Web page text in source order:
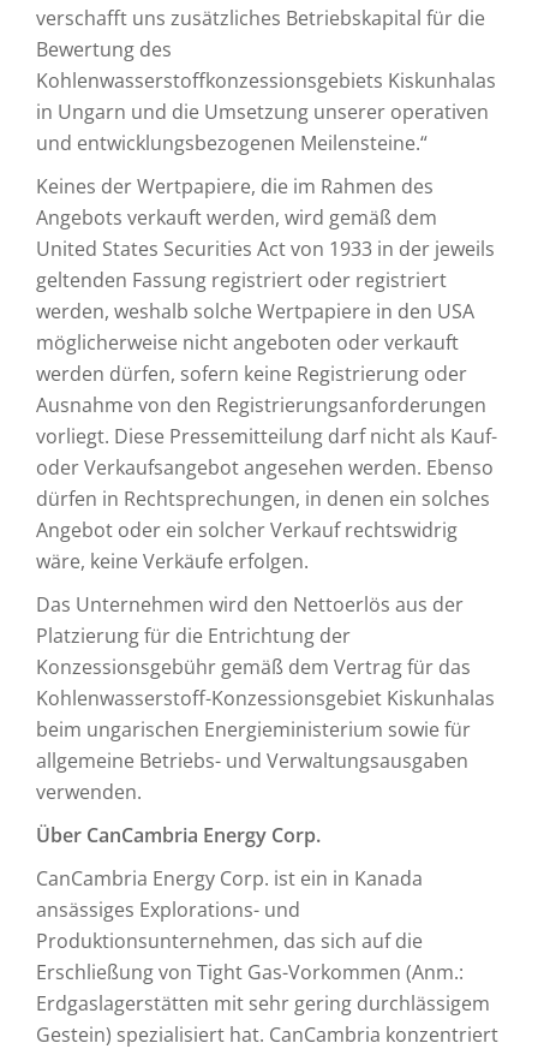
verschafft uns zusätzliches Betriebskapital für die
Bewertung des
Kohlenwasserstoffkonzessionsgebiets Kiskunhalas
in Ungarn und die Umsetzung unserer operativen
und entwicklungsbezogenen Meilensteine.“
Keines der Wertpapiere, die im Rahmen des
Angebots verkauft werden, wird gemäß dem
United States Securities Act von 1933 in der jeweils
geltenden Fassung registriert oder registriert
werden, weshalb solche Wertpapiere in den USA
möglicherweise nicht angeboten oder verkauft
werden dürfen, sofern keine Registrierung oder
Ausnahme von den Registrierungsanforderungen
vorliegt. Diese Pressemitteilung darf nicht als Kauf-
oder Verkaufsangebot angesehen werden. Ebenso
dürfen in Rechtsprechungen, in denen ein solches
Angebot oder ein solcher Verkauf rechtswidrig
wäre, keine Verkäufe erfolgen.
Das Unternehmen wird den Nettoerlös aus der
Platzierung für die Entrichtung der
Konzessionsgebühr gemäß dem Vertrag für das
Kohlenwasserstoff-Konzessionsgebiet Kiskunhalas
beim ungarischen Energieministerium sowie für
allgemeine Betriebs- und Verwaltungsausgaben
verwenden.
Über CanCambria Energy Corp.
CanCambria Energy Corp. ist ein in Kanada
ansässiges Explorations- und
Produktionsunternehmen, das sich auf die
Erschließung von Tight Gas-Vorkommen (Anm.:
Erdgaslagerstätten mit sehr gering durchlässigem
Gestein) spezialisiert hat. CanCambria konzentriert